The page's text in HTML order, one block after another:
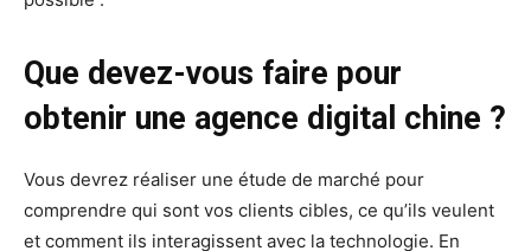
Que devez-vous faire pour
obtenir une agence digital chine ?
Vous devrez réaliser une étude de marché pour
comprendre qui sont vos clients cibles, ce qu’ils veulent
et comment ils interagissent avec la technologie. En